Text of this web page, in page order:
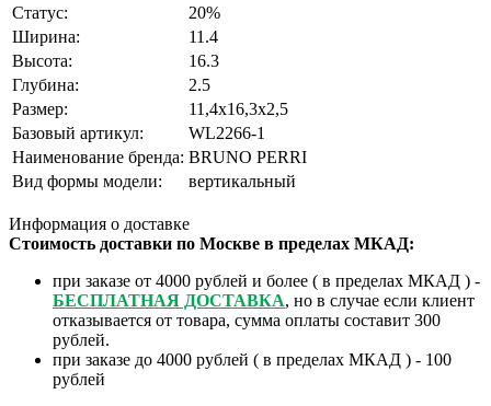
Статус:
20%
Ширина:
11.4
Высота:
16.3
Глубина:
2.5
Размер:
11,4x16,3x2,5
Базовый артикул:
WL2266-1
Наименование бренда: BRUNO PERRI
Вид формы модели:
вертикальный
Информация о доставке
Стоимость доставки по Москве в пределах МКАД:
при заказе от 4000 рублей и более ( в пределах МКАД ) -
БЕСПЛАТНАЯ ДОСТАВКА, но в случае если клиент
отказывается от товара, сумма оплаты составит 300
рублей.
при заказе до 4000 рублей ( в пределах МКАД ) - 100
рублей